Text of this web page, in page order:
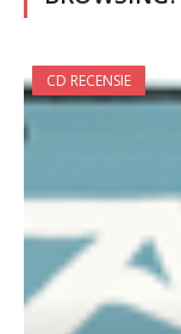
CD RECENSIE